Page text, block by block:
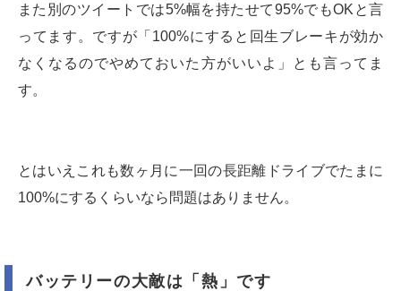
また別のツイートでは5%幅を持たせて95%でもOKと言
ってます。ですが「100%にすると回生ブレーキが効か
なくなるのでやめておいた方がいいよ」とも言ってま
す。
とはいえこれも数ヶ月に一回の長距離ドライブでたまに
100%にするくらいなら問題はありません。
バッテリーの大敵は「熱」です